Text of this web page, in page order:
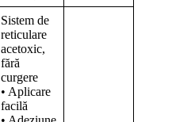
Sistem de
reticulare
acetoxic,
fără
curgere
• Aplicare
facilă